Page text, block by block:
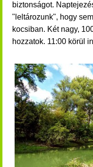
biztonságot.
"leltározunk", hogy
kocsiban. Két nagy,
hozzatok. 11:00 körül